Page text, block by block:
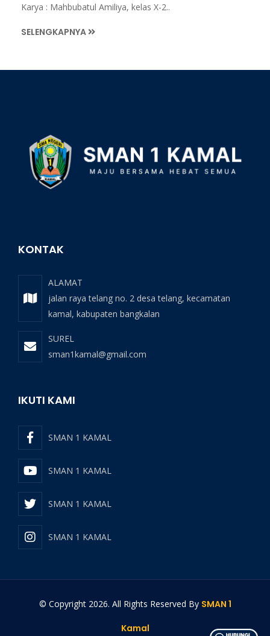
Karya : Mahbubatul Amiliya, kelas X-2..
SELENGKAPNYA
KONTAK
ALAMAT
jalan raya telang no. 2 desa telang, kecamatan
kamal, kabupaten bangkalan
SUREL
sman1kamal@gmail.com
IKUTI KAMI
SMAN 1 KAMAL
SMAN 1 KAMAL
SMAN 1 KAMAL
SMAN 1 KAMAL
© Copyright 2026. All Rights Reserved By SMAN 1
Kamal